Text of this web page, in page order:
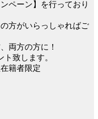
ペーン】を行っており
方がいらっしゃればご
両方の方に！
致します。
籍者限定